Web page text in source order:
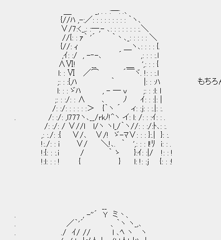
＿ _, . . :―: .､
{//ﾊ ,-:／: : : : : : : : : ｀ヽ､
∨/7:<_,: :―,- ､: : : : : : : :.＼
//{: : ｧ｀ '´ ｀丶､_: : : : : ＼
{//: ｨ ＿ヽ､: : : : {.
,ｲ: :/ , -‐-､ ´ ,: : : :.l
∧Ⅵ! __ ＿ ',: : : {
l: : Ⅵ ／⌒ ´￣ヾ. !: : :.l
;: : :{,ﾊ ｀ |: : :ﾊ もちろんしな
l: : : ゞﾊ , - ― v ;: : :l: l
;: : :/: : ∧ ､ ﾉ ｲ: : :|: |
/: :/: : : : : :＞ {｀ヽ ´ ィ: :j: : :.|: :.
. /: :/: ,l777ヽ､__/rkﾉ!^ヽ イ: l: /: : :ｲ: : .
/: :/: / ∨//l l/ヽ ヽl_/｀ヽ//: : :/:ﾄ､: :.
,: :./: :{ ∨/､ ∨/! ゞ-ﾏ∨: : : }:.| }: :.
!:./: : i ∨/ ＼!､. ｀ ',: : : l!ﾘ i: : .
!:{: : :.i / ｀ ゝ }:ｲ: :|/ !: : !
!:l: : : ! { } l: !: :j {: : :!
. , -''´ Y ミ丶、
. ／｀'´ 、｀ヽ ヽ_,､
. ./ ｲ/ // l ､ﾍ ヽ ヽ